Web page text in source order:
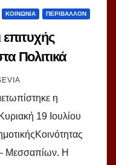
ΚΟΙΝΩΝΙΑ ΠΕΡΙΒΑΛΛΟΝ
Πολιτικά
η
19 Ιουλίου
Μεσσαπίων. Η